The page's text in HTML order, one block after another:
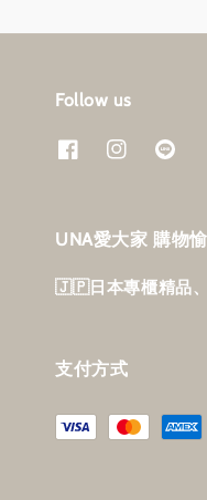
Follow us
UNA愛大家 購物
🇯🇵日本專櫃精品
支付方式